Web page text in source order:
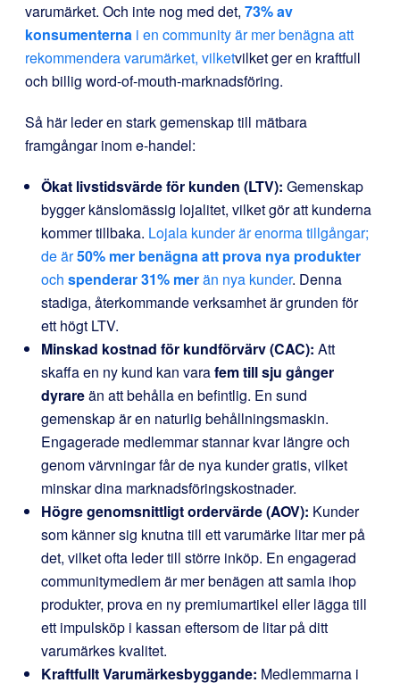
varumärket. Och inte nog med det, 73% av
konsumenterna i en community är mer benägna att
rekommendera varumärket, vilketvilket ger en kraftfull
och billig word-of-mouth-marknadsföring.
Så här leder en stark gemenskap till mätbara
framgångar inom e-handel:
Ökat livstidsvärde för kunden (LTV): Gemenskap
bygger känslomässig lojalitet, vilket gör att kunderna
kommer tillbaka. Lojala kunder är enorma tillgångar;
de är50% mer benägna att prova nya produkter
och spenderar 31% merän nya kunder. Denna
stadiga, återkommande verksamhet är grunden för
ett högt LTV.
Minskad kostnad för kundförvärv (CAC): Att
skaffa en ny kund kan varafem till sju gånger
dyrareän att behålla en befintlig. En sund
gemenskap är en naturlig behållningsmaskin.
Engagerade medlemmar stannar kvar längre och
genom värvningar får de nya kunder gratis, vilket
minskar dina marknadsföringskostnader.
Högre genomsnittligt ordervärde (AOV): Kunder
som känner sig knutna till ett varumärke litar mer på
det, vilket ofta leder till större inköp. En engagerad
communitymedlem är mer benägen att samla ihop
produkter, prova en ny premiumartikel eller lägga till
ett impulsköp i kassan eftersom de litar på ditt
varumärkes kvalitet.
Kraftfullt Varumärkesbyggande: Medlemmarna i